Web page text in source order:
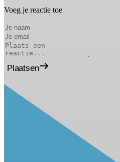
Voeg je reactie toe
Plaatsen